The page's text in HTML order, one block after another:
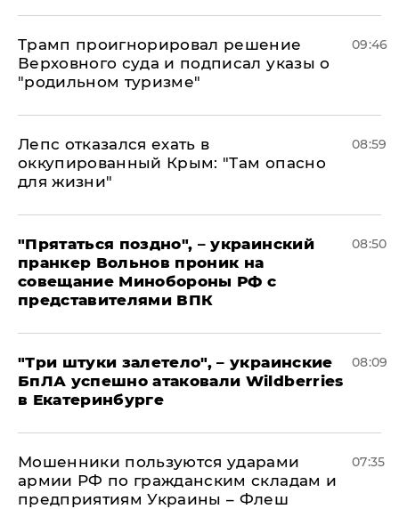
Трамп проигнорировал решение
Верховного суда и подписал указы о
"родильном туризме"
09:46
Лепс отказался ехать в
оккупированный Крым: "Там опасно
для жизни"
08:59
"Прятаться поздно", – украинский
пранкер Вольнов проник на
совещание Минобороны РФ с
представителями ВПК
08:50
"Три штуки залетело", – украинские
БпЛА успешно атаковали Wildberries
в Екатеринбурге
08:09
Мошенники пользуются ударами
армии РФ по гражданским складам и
предприятиям Украины – Флеш
07:35